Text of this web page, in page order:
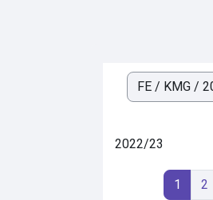
Kategorie
2022/23
1 2